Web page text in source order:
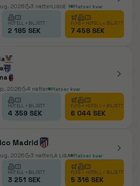
2026 3 nätterLIGUE 1 Platser kvar
HOTELL + BILJETT
2 185 SEK
FLYG + HOTELL + BILJETT
7 458 SEK
2026 4 nätter Platser kvar
HOTELL + BILJETT
4 359 SEK
FLYG + HOTELL + BILJETT
6 044 SEK
Madrid
2026 3 nätterLA LIGA Platser kvar
HOTELL + BILJETT
3 251 SEK
FLYG + HOTELL + BILJETT
5 316 SEK